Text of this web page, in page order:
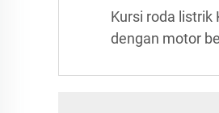
Kursi roda listrik
dengan motor